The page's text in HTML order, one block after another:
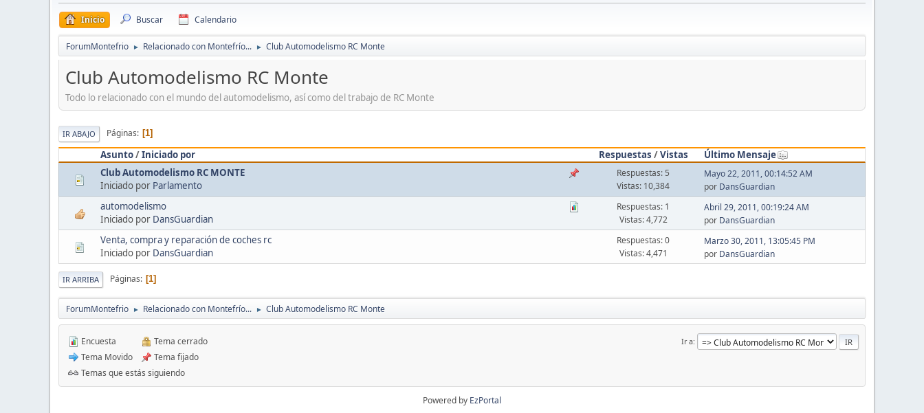
Inicio Buscar Calendario
ForumMontefrio ► Relacionado con Montefrío... ► Club Automodelismo RC Monte
Club Automodelismo RC Monte
Todo lo relacionado con el mundo del automodelismo, así como del trabajo de RC Monte
IR ABAJO Páginas 1
Asunto/Iniciado por Respuestas /Vistas
Último Mensaje
Club Automodelismo RC MONTE
Iniciado por Parlamento
Respuestas: 5
Vistas: 10,384
Mayo 22, 2011, 00:14:52 AM
por DansGuardian
automodelismo
Iniciado por DansGuardian
Respuestas: 1
Vistas: 4,772
Abril 29, 2011, 00:19:24 AM
por DansGuardian
Venta, compra y reparación de coches rc
Iniciado por DansGuardian
Respuestas: 0
Vistas: 4,471
Marzo 30, 2011, 13:05:45 PM
por DansGuardian
IR ARRIBA Páginas 1
ForumMontefrio ► Relacionado con Montefrío... ► Club Automodelismo RC Monte
Ir a
Encuesta
Tema Movido
Tema cerrado
Tema fijado
Temas que estás siguiendo
Powered by EzPortal